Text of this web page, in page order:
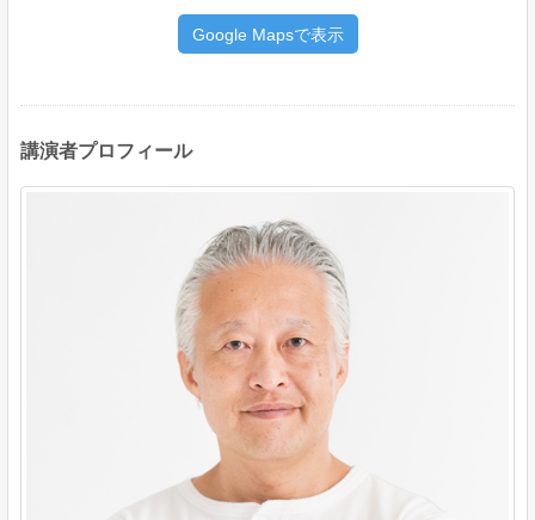
Google Mapsで表示
講演者プロフィール